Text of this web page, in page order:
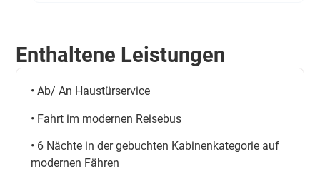
Enthaltene Leistungen
• Ab/ An Haustürservice
• Fahrt im modernen Reisebus
• 6 Nächte in der gebuchten Kabinenkategorie auf
modernen Fähren